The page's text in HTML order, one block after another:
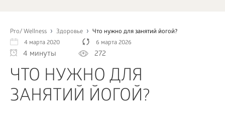
Pro/ Wellness Здоровье
Что нужно для занятий йогой?
4 марта 2020
6 марта 2026
4 минуты 272
ЧТО НУЖНО ДЛЯ
ЗАНЯТИЙ ЙОГОЙ?
СПОРТ
ЗДОРОВЬЕ
КРАСОТА
ПСИХОЛОГИЯ